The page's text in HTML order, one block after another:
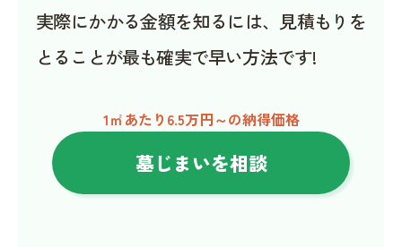
実際にかかる金額を知るには、見積もりを
とることが最も確実で早い方法です!
1㎡あたり6.5万円～の納得価格
墓じまいを相談